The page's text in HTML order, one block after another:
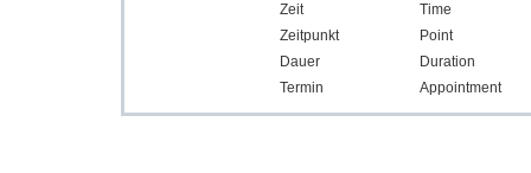
Zeit
Zeitpunkt
Dauer
Termin
Time
Point
Duration
Appointment